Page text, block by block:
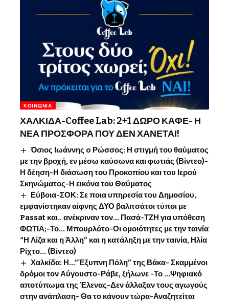
ΚΟΙΝΩΝΊΑ
ΧΑΛΚΙΔΑ-Coffee Lab: 2+1 ΔΩΡΟ ΚΑΦΕ- Η
ΝΕΑ ΠΡΟΣΦΟΡΑ ΠΟΥ ΔΕΝ ΧΑΝΕΤΑΙ!
Όσιος Ιωάννης o Ρώσσος: Η στιγμή του θαύματος
με την βροχή, εν μέσω καύσωνα και φωτιάς (Βίντεο)-
Η δέηση-Η διάσωση του Προκοπίου και του Ιερού
Σκηνώματος-Η εικόνα του Θαύματος
Εύβοια-ΣΟΚ: Σε ποια υπηρεσία του Δημοσίου,
εμφανίστηκαν αίφνης ΔΥΟ βαλιτσάτοι τύποι με
Passat και.. ανέκριναν τον… Πασά-ΤΖΗ για υπόθεση
ΦΩΤΙΑ;-Το… Μπουρλότο-Οι ομοιότητες με την ταινία
“Η Λίζα και η Άλλη” και η κατάληξη με την ταινία, Ηλία
Ρίχτο… (Βίντεο)
Χαλκίδα: Η…”Έξυπνη Πόλη” της Βάκα- Σκαμμένοι
δρόμοι τον Αύγουστο-Ράβε, ξήλωνε -Το …Ψηφιακό
αποτύπωμα της Έλενας-Δεν άλλαξαν τους αγωγούς
στην ανάπλαση- Θα το κάνουν τώρα-Αναζητείται